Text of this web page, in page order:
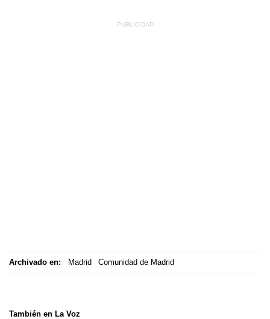
Archivado en: Madrid Comunidad de Madrid
También en La Voz